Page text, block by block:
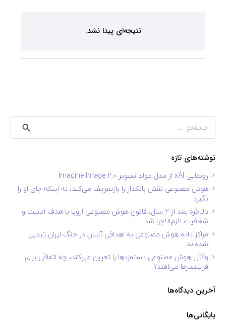
نتیجه‌ای پیدا نشد.
جستجو
برای:
نوشته‌های تازه
رونمایی xAI از مدل مولد تصویر Imagine Image 2.0
هوش مصنوعی نقش بانکدار را بازتعریف می‌کند، نه اینکه جای او را
بگیرد
بالاخره بعد از ۲ سال، قانون هوش مصنوعی اروپا با هدف امنیت و
شفافیت لازم‌الاجرا شد
مراکز داده هوش مصنوعی به اهدافی آسان در جنگ ایران تبدیل
شده‌اند
وقتی هوش مصنوعی دستمزدها را تعیین می‌کند، چه اتفاقی برای
فریلنسرها می‌افتد؟
آخرین دیدگاه‌ها
بایگانی‌ها